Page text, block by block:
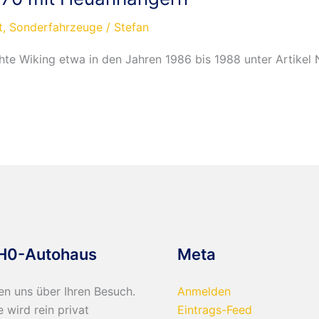
, Sonderfahrzeuge / Stefan
Wiking etwa in den Jahren 1986 bis 1988 unter Artikel
Autohaus
uns über Ihren Besuch.
wird rein privat
Meta
Anmelden
Eintrags-Feed